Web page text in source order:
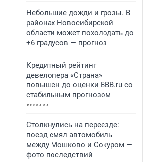
Небольшие дожди и грозы. В
районах Новосибирской
области может похолодать до
+6 градусов — прогноз
Кредитный рейтинг
девелопера «Страна»
повышен до оценки BBB.ru со
стабильным прогнозом
Столкнулись на переезде:
поезд смял автомобиль
между Мошково и Сокуром —
фото последствий